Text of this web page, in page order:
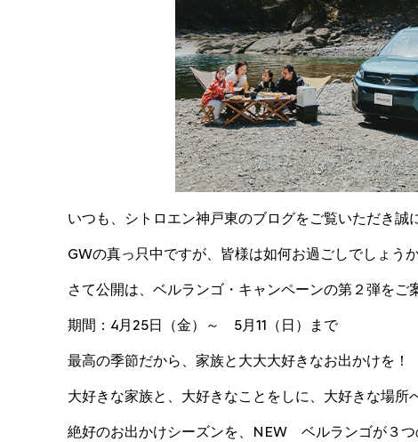
いつも、シトロエン神戸東のブログをご覧いただき誠
GWの真っ只中ですが、皆様は如何お過ごしでしょう
さて公開は、ベルランゴ・キャンペーンの第２弾をご
期間：4月25日（金）～ 5月11（日）まで
最高の季節だから、家族と大大大好きなお出かけを！
大好きな家族と、大好きなことをしに、大好きな場所
絶好のお出かけシーズンを、NEW ベルランゴが３つ